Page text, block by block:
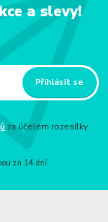
a slevy!
Přihlásit se
za účelem rozesílky
za 14 dní.